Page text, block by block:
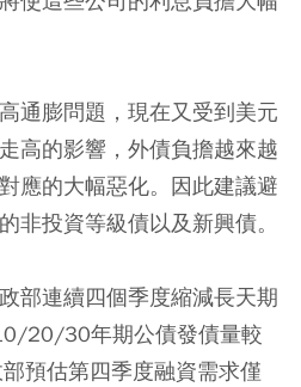
通膨問題，現在又受到美元
高的影響，外債負擔越來越
應的大幅惡化。因此建議避
非投資等級債以及新興債。
部連續四個季度縮減長天期
20/30年期公債發債量較
預估第四季度融資需求僅